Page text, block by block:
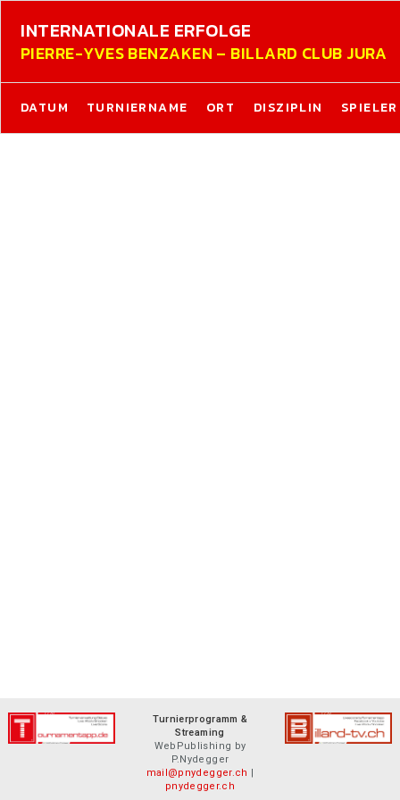
INTERNATIONALE ERFOLGE
PIERRE-YVES BENZAKEN – BILLARD CLUB JURA
DATUM TURNIERNAME ORT DISZIPLIN SPIELER
Turnierprogramm &
Streaming
WebPublishing by
P.Nydegger
mail@pnydegger.ch |
pnydegger.ch